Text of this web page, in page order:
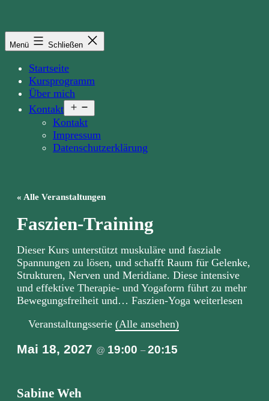
springen
Menü Schließen
Startseite
Kursprogramm
Über mich
Kontakt
öffnen
Kontakt
Impressum
Datenschutzerklärung
« Alle Veranstaltungen
Faszien-Training
Dieser Kurs unterstützt muskuläre und fasziale
Spannungen zu lösen, und schafft Raum für Gelenke,
Strukturen, Nerven und Meridiane. Diese intensive
und effektive Therapie- und Yogaform führt zu mehr
Bewegungsfreiheit und… Faszien-Yoga weiterlesen
Veranstaltungsserie (Alle ansehen)
Mai 18, 2027 @ 19:00 –20:15
Sabine Weh